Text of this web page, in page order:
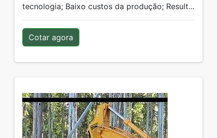
tecnologia; Baixo custos da produção; Result...
Cotar agora